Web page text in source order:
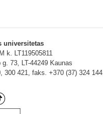
universitetas
k. LT119505811
73, LT-44249 Kaunas
300 421, faks. +370 (37) 324 144